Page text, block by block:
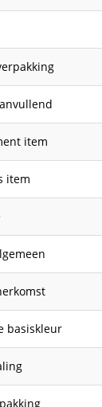
item
item
basiskleur